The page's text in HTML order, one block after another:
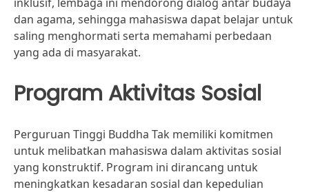
dan agama, sehingga mahasiswa dapat belajar untuk
saling menghormati serta memahami perbedaan
yang ada di masyarakat.
Program Aktivitas Sosial
Perguruan Tinggi Buddha Tak memiliki komitmen
untuk melibatkan mahasiswa dalam aktivitas sosial
yang konstruktif. Program ini dirancang untuk
meningkatkan kesadaran sosial dan kepedulian